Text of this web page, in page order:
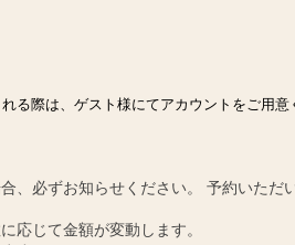
る際は、ゲスト様にてアカウントをご用意
、必ずお知らせください。 予約いた
応じて金額が変動します。